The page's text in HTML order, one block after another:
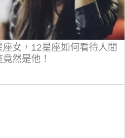
女，12星座如何看待人間
然是他！